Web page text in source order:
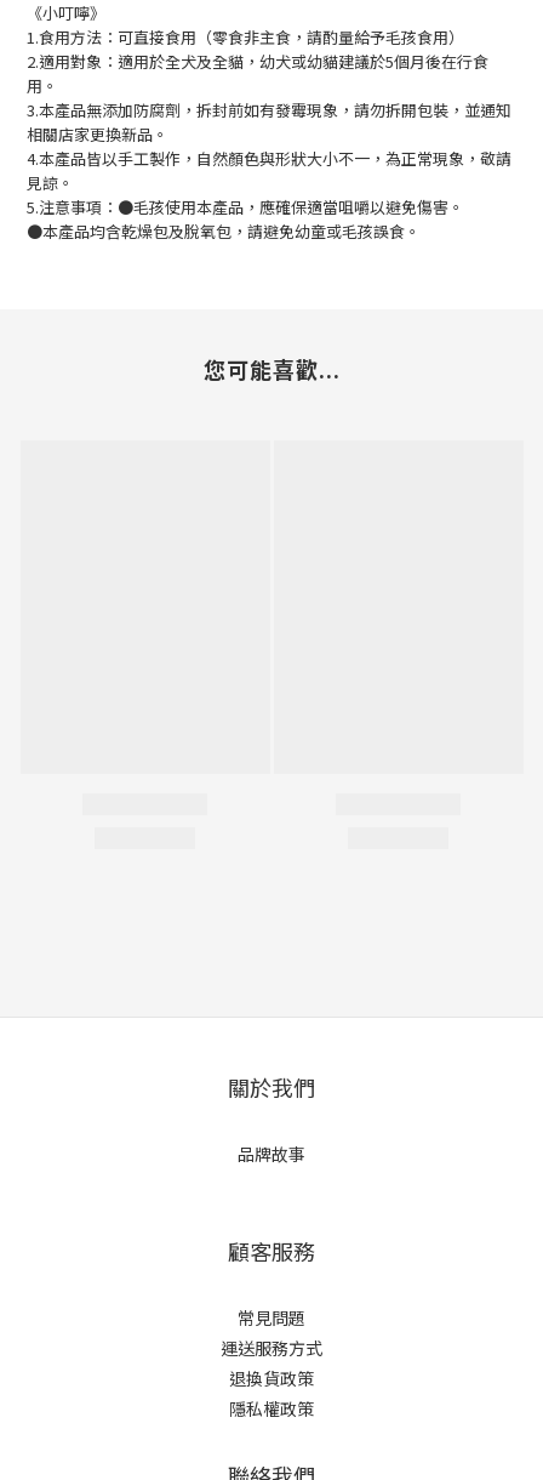
《小叮嚀》
1.食用方法：可直接食用（零食非主食，請酌量給予毛孩食用）
2.適用對象：適用於全犬及全貓，幼犬或幼貓建議於5個月後在行食
用。
3.本產品無添加防腐劑，拆封前如有發霉現象，請勿拆開包裝，並通知
相關店家更換新品。
4.本產品皆以手工製作，自然顏色與形狀大小不一，為正常現象，敬請
見諒。
5.注意事項：●毛孩使用本產品，應確保適當咀嚼以避免傷害。
●本產品均含乾燥包及脫氧包，請避免幼童或毛孩誤食。
您可能喜歡...
關於我們
品牌故事
顧客服務
常見問題
運送服務方式
退換貨政策
隱私權政策